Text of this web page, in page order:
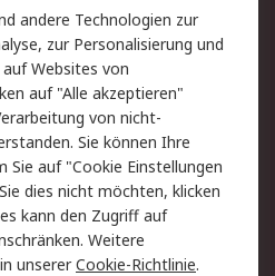
Kontakt
Datenschutz
Zahlungsbedingungen
andere Technologien zur
zur Personalisierung und
Websites von
auf "Alle akzeptieren"
von nicht-
Sie können Ihre
Sie auf "Cookie Einstellungen
dies nicht möchten, klicken
kann den Zugriff auf
Weitere
unsererCookie-Richtlinie.